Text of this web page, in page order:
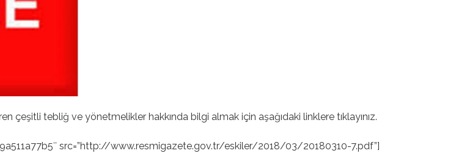
tebliğ ve yönetmelikler hakkında bilgi almak için aşağıdaki linklere tıklayınız.
src=”http://www.resmigazete.gov.tr/eskiler/2018/03/20180310-7.pdf”]